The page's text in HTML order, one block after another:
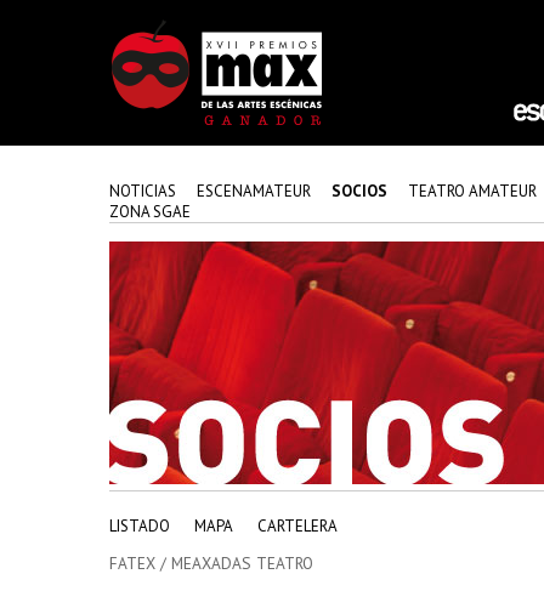
NOTICIAS ESCENAMATEUR SOCIOS
TEATRO AMATEUR
ZONA SGAE
LISTADO MAPA CARTELERA
FATEX / MEAXADAS TEATRO